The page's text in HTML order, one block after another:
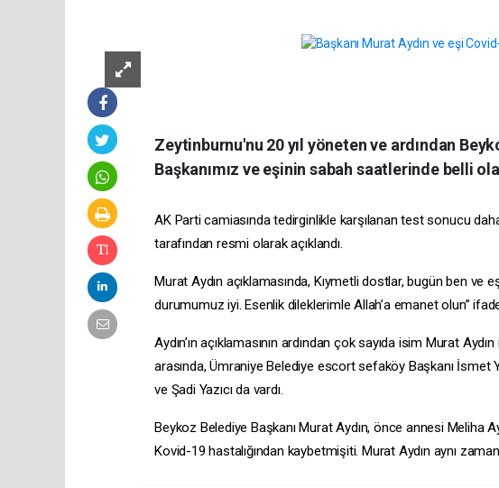
Zeytinburnu'nu 20 yıl yöneten ve ardından
Başkanımız ve eşinin sabah saatlerinde belli
AK Parti camiasında tedirginlikle karşılanan test sonucu
tarafından resmi olarak açıklandı.
Murat Aydın açıklamasında, Kıymetli dostlar, bugün ben
durumumuz iyi. Esenlik dileklerimle Allah’a emanet olun”
Aydın’ın açıklamasının ardından çok sayıda isim Murat
arasında, Ümraniye Belediye escort sefaköy Başkanı İsmet
ve Şadi Yazıcı da vardı.
Beykoz Belediye Başkanı Murat Aydın, önce annesi Meliha
Kovid-19 hastalığından kaybetmişiti. Murat Aydın aynı